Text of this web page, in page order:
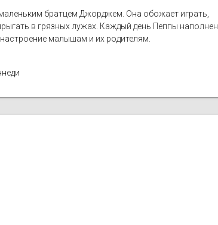
братцем Джорджем. Она обожает играть,
в грязных лужах. Каждый день Пеппы наполнен
малышам и их родителям.